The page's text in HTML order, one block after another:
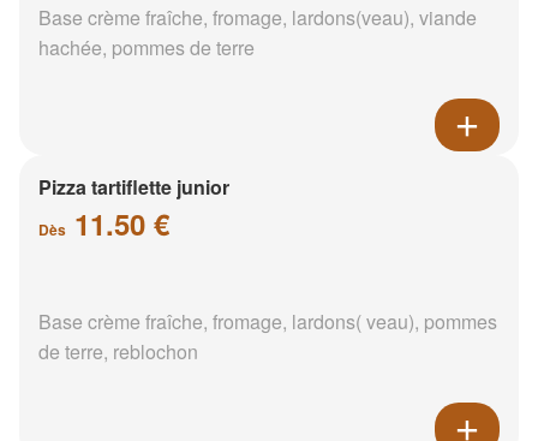
Base crème fraîche, fromage, lardons(veau), viande
hachée, pommes de terre
Pizza tartiflette junior
Dès 11.50 €
Base crème fraîche, fromage, lardons( veau), pommes
de terre, reblochon